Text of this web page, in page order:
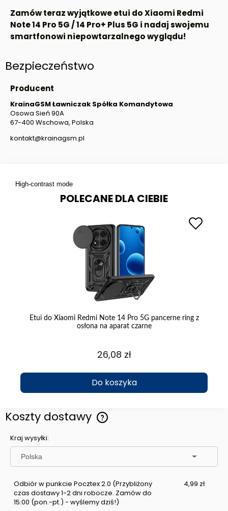
Zamów teraz wyjątkowe etui do Xiaomi Redmi
Note 14 Pro 5G / 14 Pro+ Plus 5G i nadaj swojemu
smartfonowi niepowtarzalnego wyglądu!
Bezpieczeństwo
Producent
KrainaGSM Ławniczak Spółka Komandytowa
Osowa Sień 90A
67-400 Wschowa, Polska
kontakt@krainagsm.pl
High-contrast mode
POLECANE DLA CIEBIE
Etui do Xiaomi Redmi Note 14 Pro 5G pancerne ring z
osłona na aparat czarne
26,08 zł
Do koszyka
Koszty dostawy
Cena nie zawiera ewentualnych kosztów płatności
Kraj wysyłki:
Odbiór w punkcie Pocztex 2.0 (Przybliżony
czas dostawy 1-2 dni robocze. Zamów do
15:00 (pon.-pt.) - wyślemy dziś!)
4,99 zł